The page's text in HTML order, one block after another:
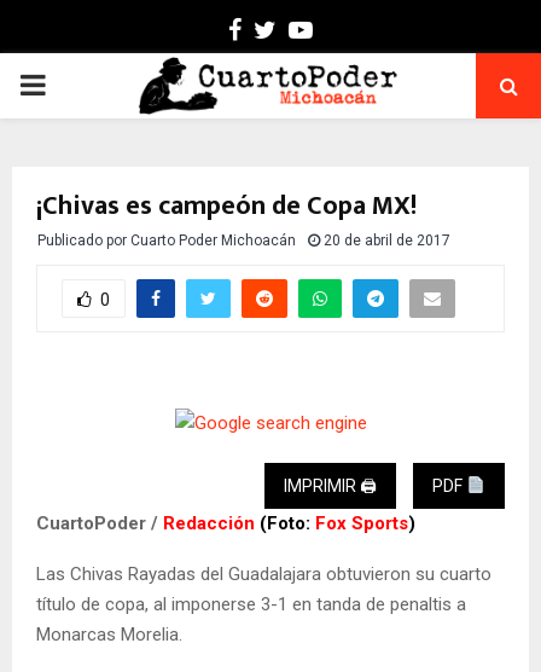
Facebook
TwitterYoutube
PRIMARY
¡Chivas es campeón de Copa MX!
Publicado por Cuarto Poder Michoacán 20 de abril de 2017
0
IMPRIMIR 🖨 PDF
CuartoPoder / Redacción (Foto: Fox Sports)
Las Chivas Rayadas del Guadalajara obtuvieron su cuarto
título de copa, al imponerse 3-1 en tanda de penaltis a
Monarcas Morelia.